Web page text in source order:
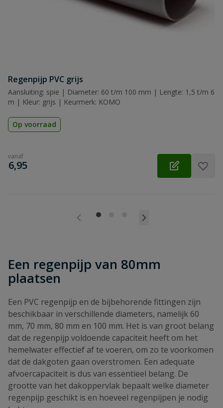
Regenpijp PVC grijs
Aansluiting: spie | Diameter: 60 t/m 100 mm | Lengte: 1,5 t/m 6
m | Kleur: grijs | Keurmerk: KOMO
Op voorraad
vanaf
€
6,95
Een regenpijp van 80mm
plaatsen
Een PVC regenpijp en de bijbehorende fittingen zijn
beschikbaar in verschillende diameters, namelijk 60
mm, 70 mm, 80 mm en 100 mm. Het is van groot belang
dat de regenpijp voldoende capaciteit heeft om het
hemelwater effectief af te voeren, om zo te voorkomen
dat de dakgoten gaan overstromen. Een adequate
afvoercapaciteit is dus van essentieel belang. De
grootte van het dakoppervlak bepaalt welke diameter
regenpijp geschikt is en hoeveel regenpijpen je nodig